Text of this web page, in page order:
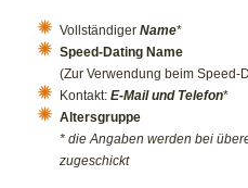
Vollständiger Name*
Speed-Dating Name
(Zur Verwendung beim Speed-
Kontakt: E-Mail und Telefon*
Altersgruppe
* die Angaben werden bei
zugeschickt